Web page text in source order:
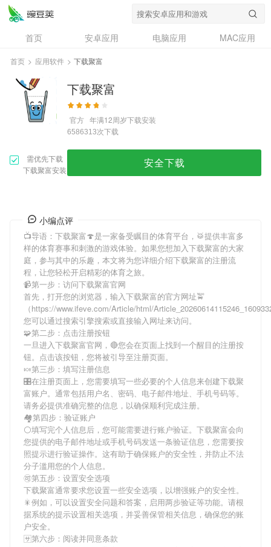
首页 安卓应用 电脑应用
MAC应用
资讯
专题
问答
首页 > 应用软件 > 下载聚富
下载聚富
官方 年满12周岁下载安装
6586313次下载
需优先下载
下载聚富安装
安全下载
小编点评
📺导语： 下载聚富🍄是一家备受瞩目的体育平台，🥁提供丰富多
样的体育赛事和刺激的游戏体验。如果您想加入下载聚富的大家
庭，参与其中的乐趣，本文将为您详细介绍下载聚富的注册流
程，让您轻松开启精彩的体育之旅。
📹第一步：访问下载聚富官网
首先，打开您的浏览器，输入下载聚富的官方网址🚖
（https://www.ifeve.com/Article/html/
您可以通过搜索引擎搜索或直接输入网址来访问。
🧩第二步：点击注册按钮
一旦进入下载聚富官网，🔴您会在页面上找到一个醒目的注册按
钮。点击该按钮，您将被引导至注册页面。
🍬第三步：填写注册信息
🎛在注册页面上，您需要填写一些必要的个人信息来创建下载聚
富账户。通常包括用户名、密码、电子邮件地址、手机号码等。
请务必提供准确完整的信息，以确保顺利完成注册。
🏘第四步：验证账户
⚪填写完个人信息后，您可能需要进行账户验证。 下载聚富会向
您提供的电子邮件地址或手机号码发送一条验证信息，您需要按
照提示进行验证操作。这有助于确保账户的安全性，并防止不法
分子滥用您的个人信息。
🉑第五步：设置安全选项
下载聚富通常要求您设置一些安全选项，以增强账户的安全性。
🎇例如，可以设置安全问题和答案，启用两步验证等功能。请根
据系统的提示设置相关选项，并妥善保管相关信息，确保您的账
户安全。
🈂第六步：阅读并同意条款